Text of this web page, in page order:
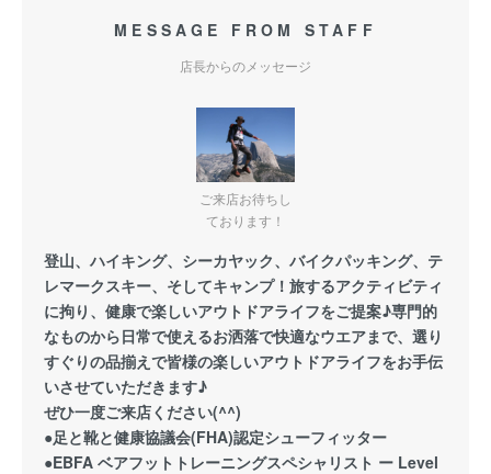
MESSAGE FROM STAFF
店長からのメッセージ
ご来店お待ちし
ております！
登山、ハイキング、シーカヤック、バイクパッキング、テ
レマークスキー、そしてキャンプ！旅するアクティビティ
に拘り、健康で楽しいアウトドアライフをご提案♪専門的
なものから日常で使えるお洒落で快適なウエアまで、選り
すぐりの品揃えで皆様の楽しいアウトドアライフをお手伝
いさせていただきます♪
ぜひ一度ご来店ください(^^)
●足と靴と健康協議会(FHA)認定シューフィッター
●EBFA ベアフットトレーニングスペシャリスト ー Level